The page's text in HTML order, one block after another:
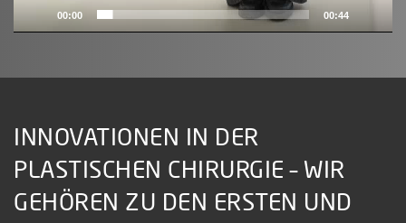
00:00 00:44
INNOVATIONEN IN DER
PLASTISCHEN CHIRURGIE – WIR
GEHÖREN ZU DEN ERSTEN UND